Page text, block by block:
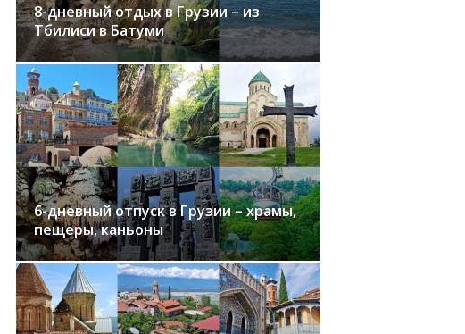
8-дневный отдых в Грузии – из
Тбилиси в Батуми
6-дневный отпуск в Грузии – храмы,
пещеры, каньоны